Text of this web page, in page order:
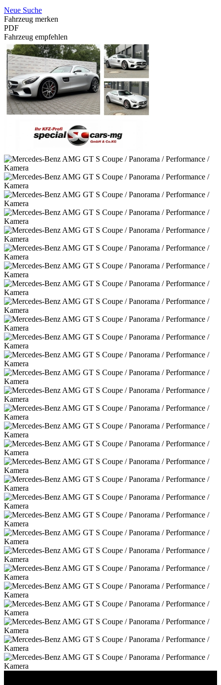
Neue Suche
Fahrzeug merken
PDF
Fahrzeug empfehlen